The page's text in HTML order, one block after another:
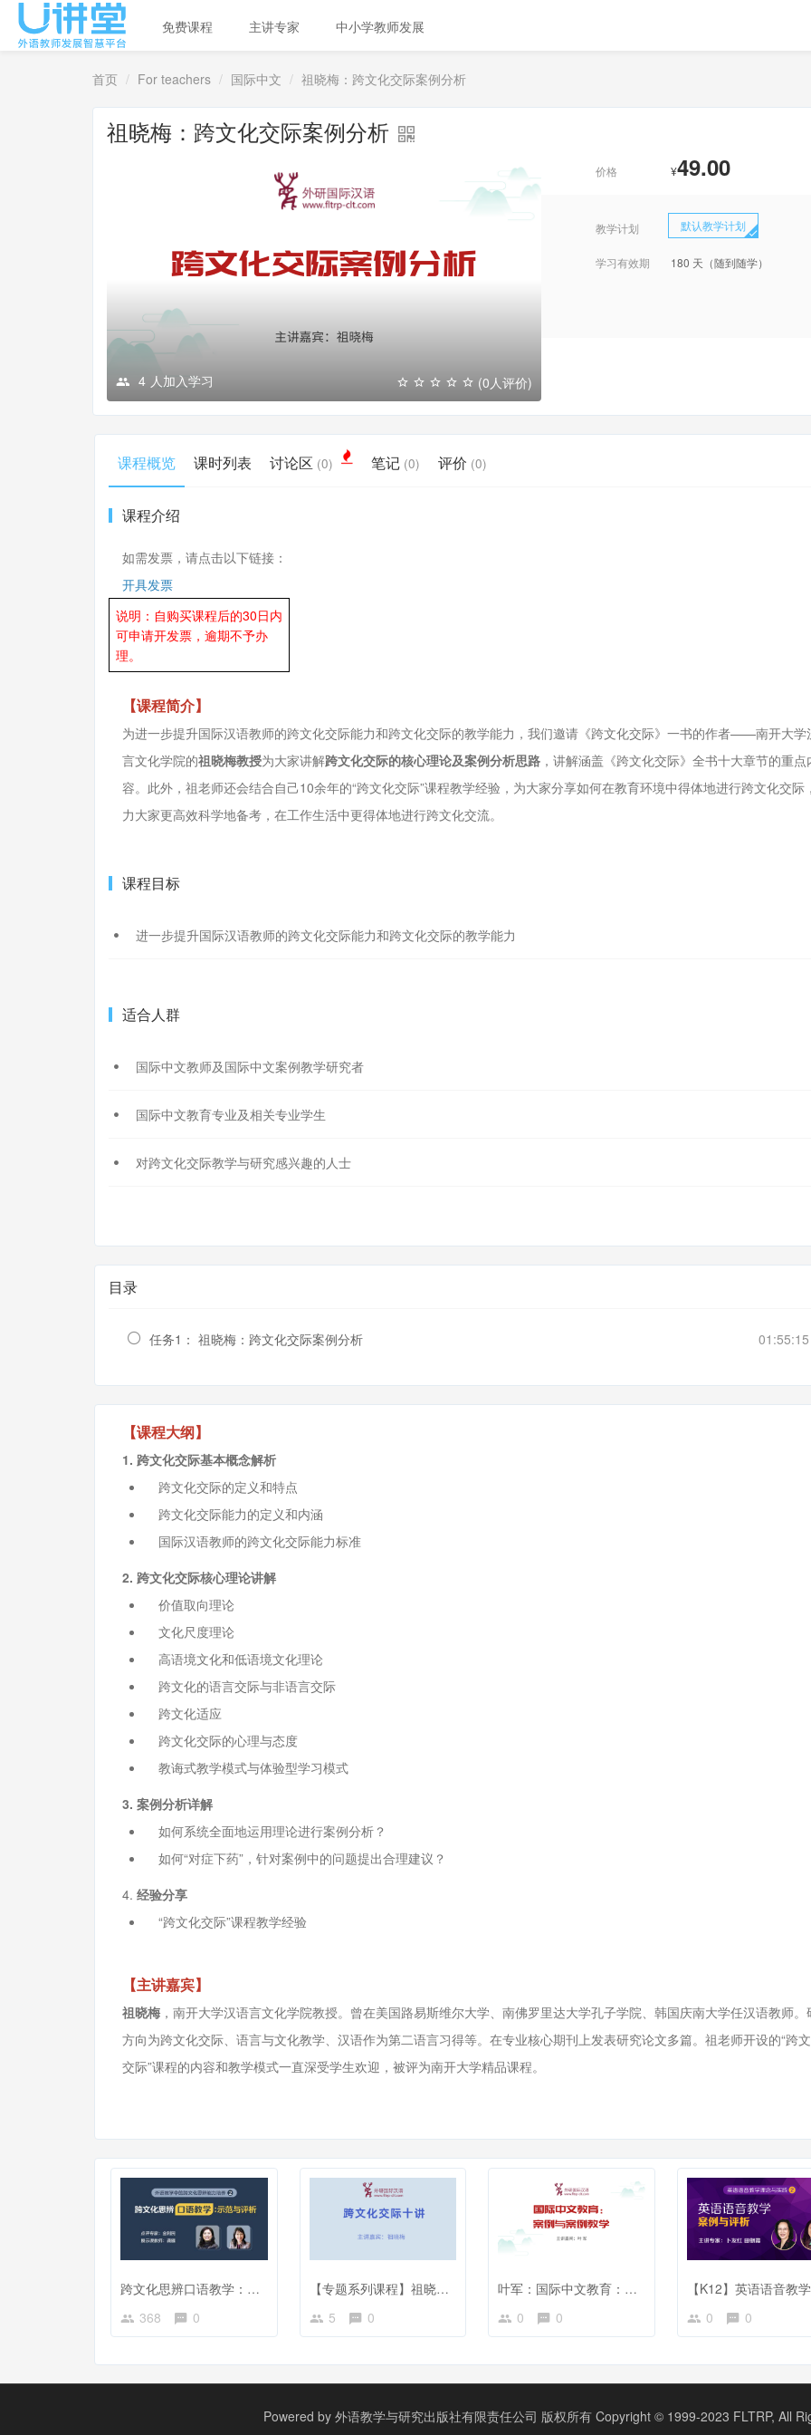
免费课程 主讲专家 中小学教师发展
首页 For teachers 国际中文 祖晓梅：跨文化交际案例分析
祖晓梅：跨文化交际案例分析
4 人加入学习 (0人评价)
价格 ¥49.00
教学计划 默认教学计划
学习有效期 180 天（随到随学）
课程概览 课时列表 讨论区 (0) 笔记 (0) 评价 (0)
课程介绍
如需发票，请点击以下链接：
开具发票
说明：自购买课程后的30日内
可申请开发票，逾期不予办
理。
【课程简介】
为进一步提升国际汉语教师的跨文化交际能力和跨文化交际的教学能力，我们邀请《跨文化交际》一书的作者——南开大学
言文化学院的祖晓梅教授为大家讲解跨文化交际的核心理论及案例分析思路 ，讲解涵盖《跨文化交际》全书十大章节的重点
容。此外，祖老师还会结合自己10余年的“跨文化交际”课程教学经验，为大家分享如何在教育环境中得体地进行跨文化交际
力大家更高效科学地备考，在工作生活中更得体地进行跨文化交流。
课程目标
进一步提升国际汉语教师的跨文化交际能力和跨文化交际的教学能力
适合人群
国际中文教师及国际中文案例教学研究者
国际中文教育专业及相关专业学生
对跨文化交际教学与研究感兴趣的人士
目录
任务1： 祖晓梅：跨文化交际案例分析
【课程大纲】
1. 跨文化交际基本概念解析
跨文化交际的定义和特点
跨文化交际能力的定义和内涵
国际汉语教师的跨文化交际能力标准
2. 跨文化交际核心理论讲解
价值取向理论
文化尺度理论
高语境文化和低语境文化理论
跨文化的语言交际与非语言交际
跨文化适应
跨文化交际的心理与态度
教诲式教学模式与体验型学习模式
3. 案例分析详解
如何系统全面地运用理论进行案例分析？
如何“对症下药”，针对案例中的问题提出合理建议？
4. 经验分享
“跨文化交际”课程教学经验
【主讲嘉宾】
祖晓梅 ，南开大学汉语言文化学院教授。曾在美国路易斯维尔大学、南佛罗里达大学孔子学院、韩国庆南大学任汉语教师。
方向为跨文化交际、语言与文化教学、汉语作为第二语言习得等。在专业核心期刊上发表研究论文多篇。祖老师开设的“跨
交际”课程的内容和教学模式一直深受学生欢迎，被评为南开大学精品课程。
跨文化思辨口语教学：示范与评析
368
0
【专题系列课程】祖晓梅：跨文化交际十讲
5
0
叶军：国际中文教育：案例与案例教学
0
0
0
0
Powered by 外语教学与研究出版社有限责任公司 版权所有 Copyright © 1999-2023 FLTRP, All